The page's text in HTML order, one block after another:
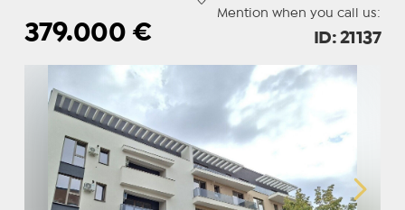
Mention when you call us:
379.000 € ID: 21137